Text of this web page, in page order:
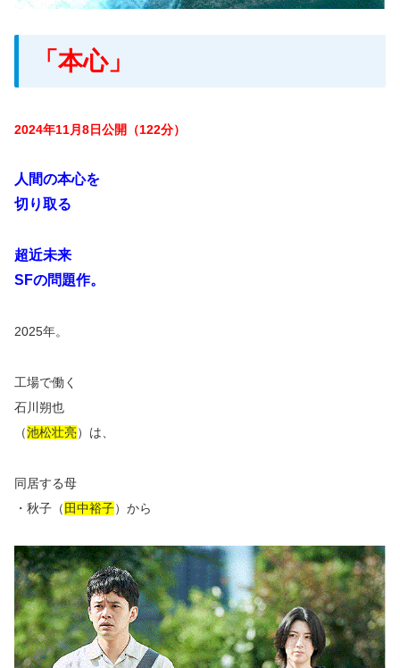
「本心」
2024年11月8日公開（122分）
人間の本心を
切り取る
超近未来
SFの問題作。
2025年。
工場で働く
石川朔也
（池松壮亮）は、
同居する母
・秋子（ 田中裕子）から